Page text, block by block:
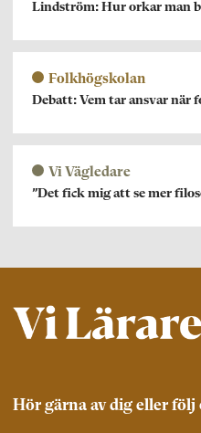
Lindström: Hur orkar man
Folkhögskolan
Debatt: Vem tar ansvar när
Vi Vägledare
”Det fick mig att se mer
Hör gärna av dig eller följ